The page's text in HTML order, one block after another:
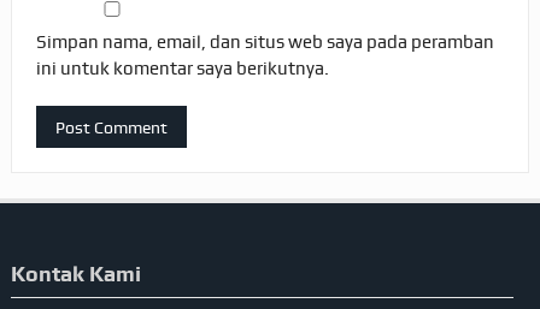
Simpan nama, email, dan situs web saya pada peramban
ini untuk komentar saya berikutnya.
Kontak Kami